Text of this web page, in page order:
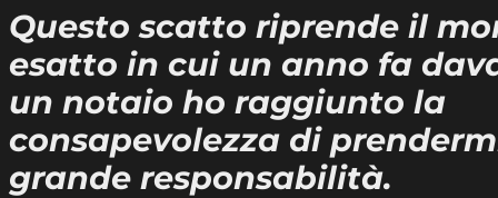
Questo scatto riprende il
esatto in cui un anno fa
un notaio ho raggiunto la
consapevolezza di
grande responsabilità.